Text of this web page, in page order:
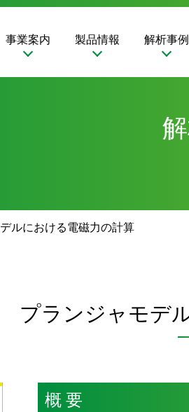
事業案内 製品情報 解析事例
ルにおける電磁力の計算
プランジャモデ
概 要